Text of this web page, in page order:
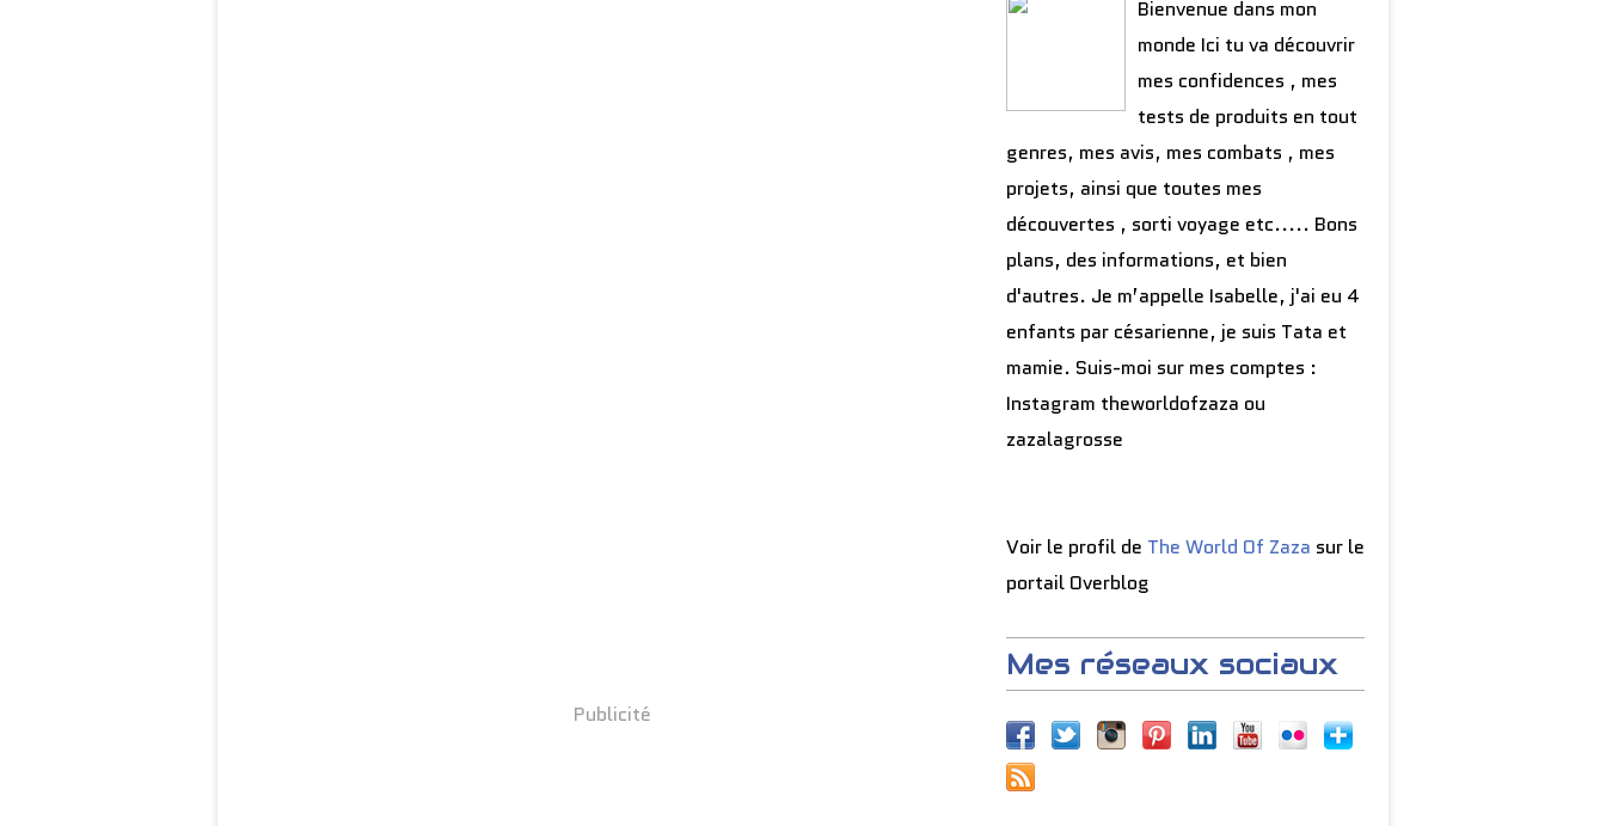
Publicité
Bienvenue dans mon
monde Ici tu va découvrir
mes confidences , mes
tests de produits en tout
genres, mes avis, mes combats , mes
projets, ainsi que toutes mes
découvertes , sorti voyage etc..... Bons
plans, des informations, et bien
d'autres. Je m’appelle Isabelle, j'ai eu 4
enfants par césarienne, je suis Tata et
mamie. Suis-moi sur mes comptes :
Instagram theworldofzaza ou
zazalagrosse
Voir le profil de The World Of Zaza sur le
portail Overblog
Mes réseaux sociaux